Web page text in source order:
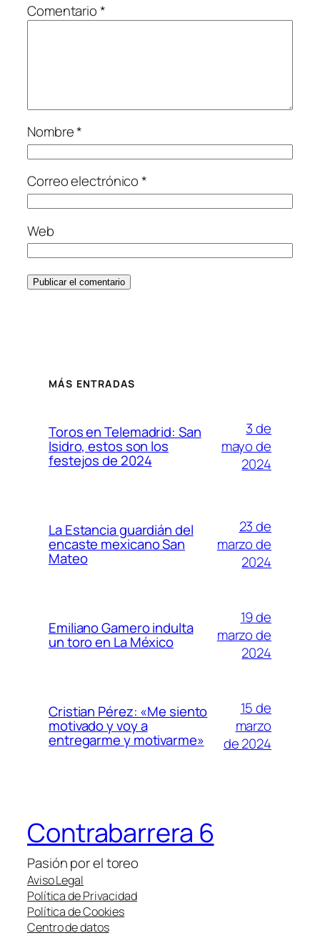
Comentario*
Nombre*
Correo electrónico*
Web
MÁS ENTRADAS
Toros en Telemadrid: San
Isidro, estos son los
festejos de 2024
3 de
mayo de
2024
La Estancia guardián del
encaste mexicano San
Mateo
23 de
marzo de
2024
Emiliano Gamero indulta
un toro en La México
19 de
marzo de
2024
Cristian Pérez: «Me siento
motivado y voy a
entregarme y motivarme»
15 de
marzo
de 2024
Contrabarrera 6
Pasión por el toreo
Aviso Legal
Política de Privacidad
Política de Cookies
Centro de datos